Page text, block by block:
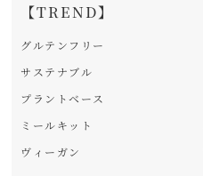
【TREND】
グルテンフリー
サステナブル
プラントベース
ミールキット
ヴィーガン